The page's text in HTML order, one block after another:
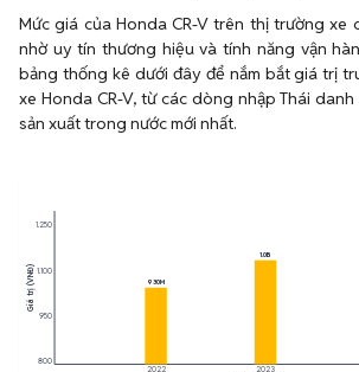
Mức giá của Honda CR-V trên thị trường xe
nhờ uy tín thương hiệu và tính năng vận
bảng thống kê dưới đây để nắm bắt giá trị
xe Honda CR-V, từ các dòng nhập Thái
sản xuất trong nước mới nhất.
800
950
1.100
1.250
2022 2023
930M
1.0B
Giá trị (VNĐ)